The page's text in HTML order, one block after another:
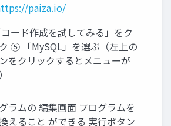
paiza.io/
ード作成を試してみる」をク
⑤ 「MySQL」を選ぶ（左上の
をクリックするとメニューが
ラムの 編集画面 プログラムを
えること ができる 実行ボタン